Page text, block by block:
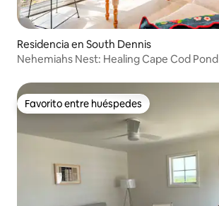
Residencia en South Dennis
Nehemiahs Nest: Healing Cape Cod
Favorito entre huéspedes
Favorito entre huéspedes